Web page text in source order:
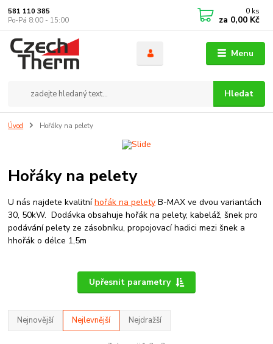
Menu
Hledat
581 110 385
Po-Pá 8:00 - 15:00
0 ks
za 0,00 Kč
Úvod Hořáky na pelety
Hořáky na pelety
U nás najdete kvalitníhořák na pelety B-MAX ve dvou variantách
30, 50kW. Dodávka obsahuje hořák na pelety, kabeláž, šnek pro
podávání pelety ze zásobníku, propojovací hadici mezi šnek a
hhořák o délce 1,5m
Upřesnit parametry
Nejnovější Nejlevnější Nejdražší